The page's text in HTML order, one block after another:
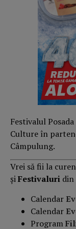
Festivalul
Culture în
Câmpulung.
Vrei să fii la
șiFestivaluri din
Calendar
Calendar
Program